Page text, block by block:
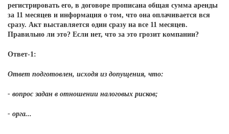
регистрировать его, в договоре прописана общая сумма аренды
за 11 месяцев и информация о том, что она оплачивается вся
сразу. Акт выставляется один сразу на все 11 месяцев.
Правильно ли это? Если нет, что за это грозит компании?
Ответ-1:
Ответ подготовлен, исходя из допущения, что:
- вопрос задан в отношении налоговых рисков;
- орга...